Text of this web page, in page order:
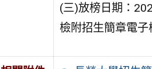
(三)放榜日期：
檢附招生簡章電